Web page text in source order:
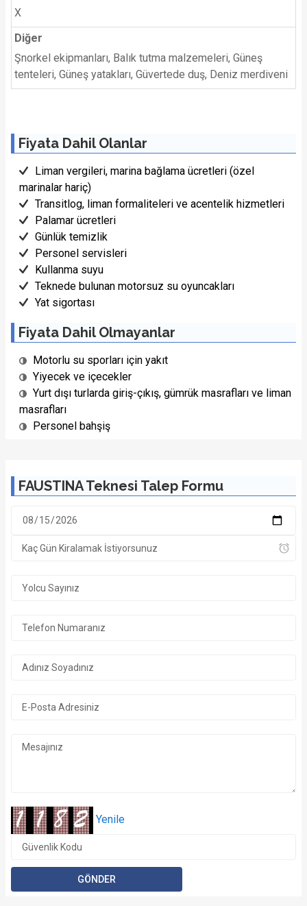
X
Diğer
Şnorkel ekipmanları, Balık tutma malzemeleri, Güneş
tenteleri, Güneş yatakları, Güvertede duş, Deniz merdiveni
Fiyata Dahil Olanlar
Liman vergileri, marina bağlama ücretleri (özel
marinalar hariç)
Transitlog, liman formaliteleri ve acentelik hizmetleri
Palamar ücretleri
Günlük temizlik
Personel servisleri
Kullanma suyu
Teknede bulunan motorsuz su oyuncakları
Yat sigortası
Fiyata Dahil Olmayanlar
Motorlu su sporları için yakıt
Yiyecek ve içecekler
Yurt dışı turlarda giriş-çıkış, gümrük masrafları ve liman
masrafları
Personel bahşiş
FAUSTINA Teknesi Talep Formu
Yenile